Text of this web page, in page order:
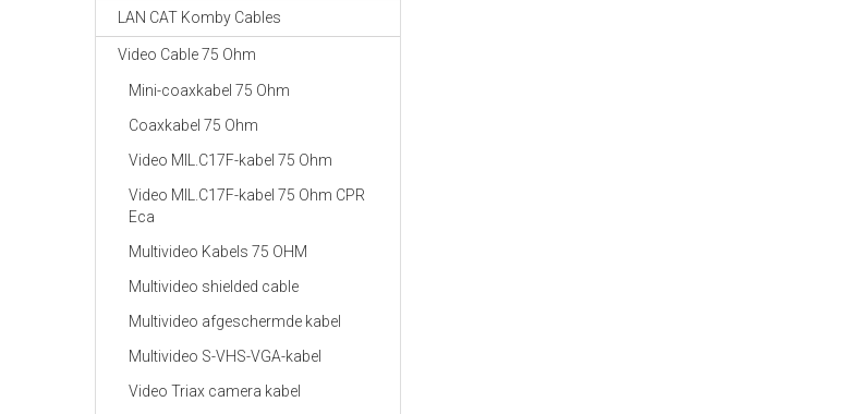
LAN CAT Komby Cables
Video Cable 75 Ohm
Mini-coaxkabel 75 Ohm
Coaxkabel 75 Ohm
Video MIL.C17F-kabel 75 Ohm
Video MIL.C17F-kabel 75 Ohm CPR
Eca
Multivideo Kabels 75 OHM
Multivideo shielded cable
Multivideo afgeschermde kabel
Multivideo S-VHS-VGA-kabel
Video Triax camera kabel